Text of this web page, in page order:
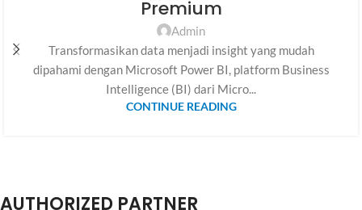
Premium
Admin
Transformasikan data menjadi insight yang mudah
dipahami dengan Microsoft Power BI, platform Business
Intelligence (BI) dari Micro...
CONTINUE READING
AUTHORIZED PARTNER